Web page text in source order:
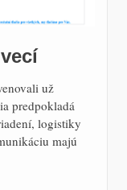
už
predpokladá
logistiky
majú